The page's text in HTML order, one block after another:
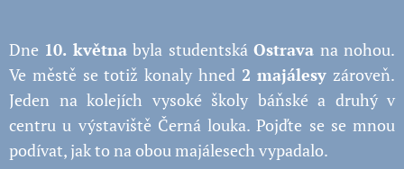
Dne 10. květnabyla studentskáOstrava na nohou.
Ve městě se totiž konaly hned 2 majálesy zároveň.
Jeden na kolejích vysoké školy báňské a druhý v
centru u výstaviště Černá louka. Pojďte se se mnou
podívat, jak to na obou majálesech vypadalo.